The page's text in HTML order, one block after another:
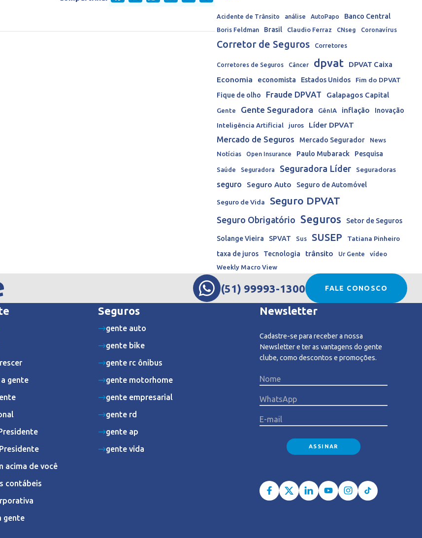
Acidente de Trânsito análise AutoPapo Banco Central
Boris Feldman Brasil Claudio Ferraz CNseg Coronavírus
Corretor de Seguros Corretores
Corretores de Seguros Câncer dpvat
DPVAT Caixa
Economia
economista Estados Unidos
Fim do DPVAT
Fique de olho
Fraude DPVAT Galapagos Capital
Gente Gente Seguradora GênIA inflação
Inovação
Inteligência Artificial
juros
Líder DPVAT
Mercado de Seguros
Mercado Segurador
News
Notícias
Open Insurance Paulo Mubarack Pesquisa
Saúde Seguradora Seguradora Líder Seguradoras
seguro Seguro Auto Seguro de Automóvel
Seguro de Vida Seguro DPVAT
Seguro Obrigatório Seguros Setor de Seguros
Solange Vieira SPVAT Sus SUSEP
Tatiana Pinheiro
taxa de juros
Tecnologia trânsito Ur Gente
vídeo
Weekly Macro View
(51) 99993-1300 FALE CONOSCO
gente
acima de você
contábeis
gente
Seguros
gente auto
gente bike
gente rc ônibus
gente motorhome
gente empresarial
gente rd
gente ap
gente vida
Newsletter
Cadastre-se para receber a nossa
Newsletter e ter as vantagens do gente
clube, como descontos e promoções.